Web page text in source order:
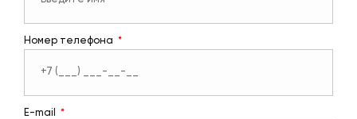
Номер телефона
E-mail